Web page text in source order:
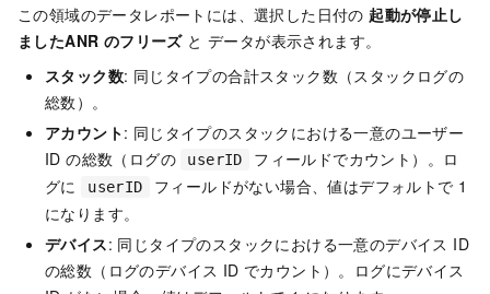
この領域のデータレポートには、選択した日付の 起動が停止し
ましたANR のフリーズと データが表示されます。
スタック数: 同じタイプの合計スタック数（スタックログの
総数）。
アカウント: 同じタイプのスタックにおける一意のユーザー
ID の総数（ログの
userID
フィールドでカウント）。ロ
グに
userID
フィールドがない場合、値はデフォルトで 1
になります。
デバイス: 同じタイプのスタックにおける一意のデバイス ID
の総数（ログのデバイス ID でカウント）。ログにデバイス